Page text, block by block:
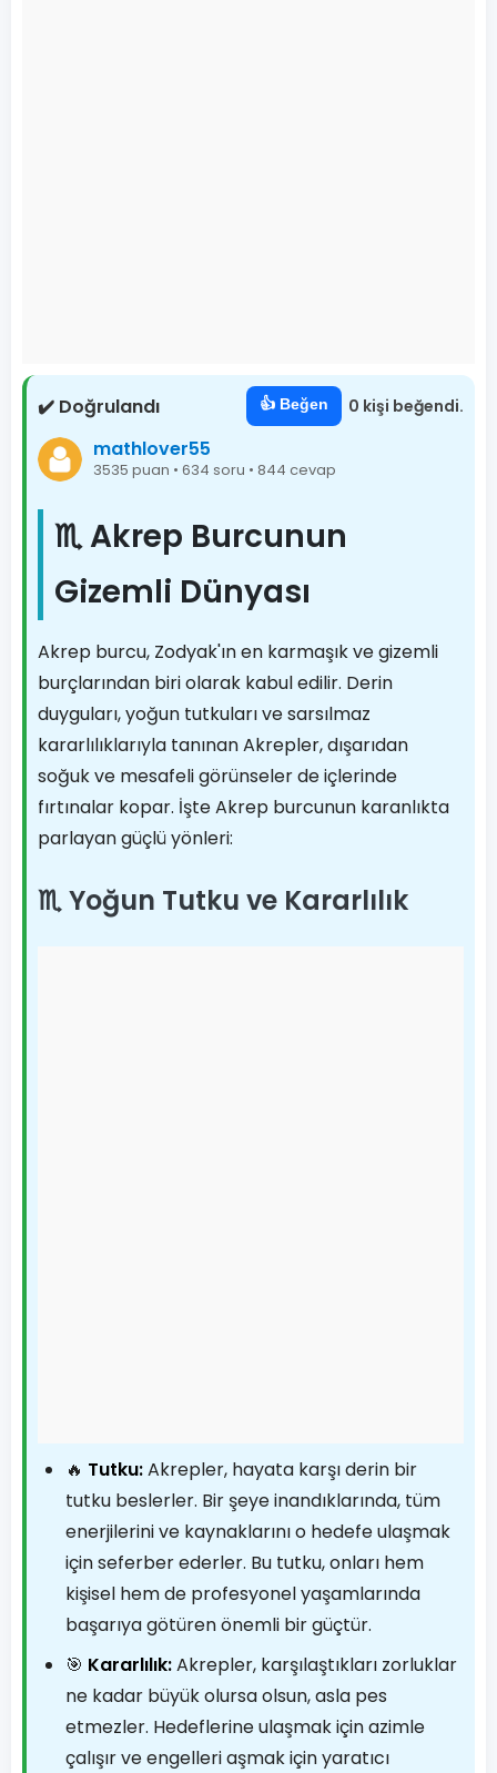
✔️ Doğrulandı 👍 Beğen 0 kişi beğendi.
mathlover55
3535 puan • 634 soru • 844 cevap
♏ Akrep Burcunun
Gizemli Dünyası
Akrep burcu, Zodyak'ın en karmaşık ve gizemli
burçlarından biri olarak kabul edilir. Derin
duyguları, yoğun tutkuları ve sarsılmaz
kararlılıklarıyla tanınan Akrepler, dışarıdan
soğuk ve mesafeli görünseler de içlerinde
fırtınalar kopar. İşte Akrep burcunun karanlıkta
parlayan güçlü yönleri:
♏ Yoğun Tutku ve Kararlılık
🔥 Tutku:Akrepler, hayata karşı derin bir
tutku beslerler. Bir şeye inandıklarında, tüm
enerjilerini ve kaynaklarını o hedefe ulaşmak
için seferber ederler. Bu tutku, onları hem
kişisel hem de profesyonel yaşamlarında
başarıya götüren önemli bir güçtür.
🎯 Kararlılık:Akrepler, karşılaştıkları zorluklar
ne kadar büyük olursa olsun, asla pes
etmezler. Hedeflerine ulaşmak için azimle
çalışır ve engelleri aşmak için yaratıcı